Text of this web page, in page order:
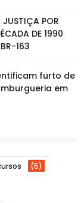
JUSTIÇA POR
DE 1990
163
furto de
em
(5)